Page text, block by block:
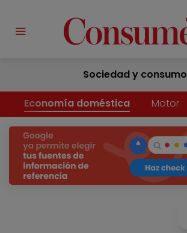
Sociedad y consumo
Economía doméstica Motor